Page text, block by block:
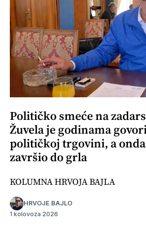
Političko smeće na
Žuvela je godinama
političkoj trgovini, a
završio do grla
KOLUMNA HRVOJA BAJLA
HRVOJE BAJLO
1 kolovoza 2026